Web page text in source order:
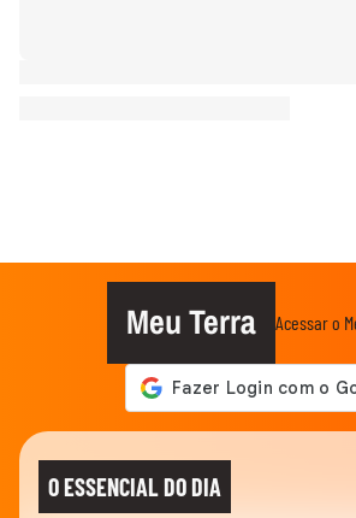
Meu Terra Acessar o
O ESSENCIAL DO DIA